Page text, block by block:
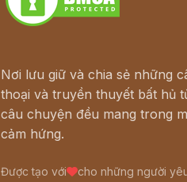
Nơi lưu giữ và chia sẻ những
thoại và truyền thuyết bất hủ
câu chuyện đều mang trong
cảm hứng.
Được tạo với cho những người